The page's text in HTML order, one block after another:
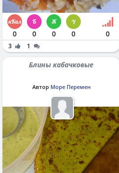
0 0 0 0 0
3 1
Блины кабачковые
Автор Море Перемен